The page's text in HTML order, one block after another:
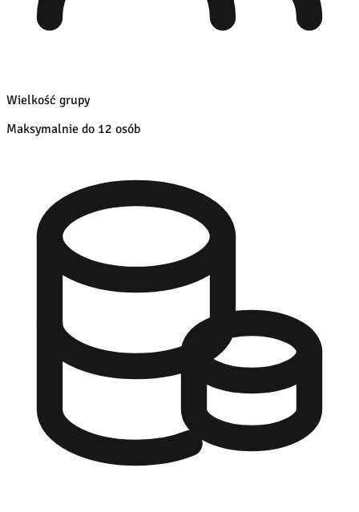
Wielkość grupy
Maksymalnie do 12 osób